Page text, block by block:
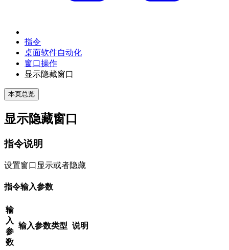
指令
桌面软件自动化
窗口操作
显示隐藏窗口
本页总览
显示隐藏窗口
指令说明
设置窗口显示或者隐藏
指令输入参数
输
入
参
数
输入参数类型 说明